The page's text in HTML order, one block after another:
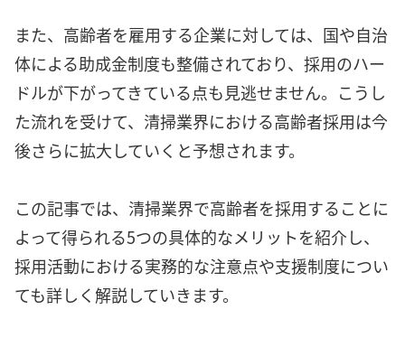
また、高齢者を雇用する企業に対しては、国や自治
体による助成金制度も整備されており、採用のハー
ドルが下がってきている点も見逃せません。こうし
た流れを受けて、清掃業界における高齢者採用は今
後さらに拡大していくと予想されます。
この記事では、清掃業界で高齢者を採用することに
よって得られる5つの具体的なメリットを紹介し、
採用活動における実務的な注意点や支援制度につい
ても詳しく解説していきます。